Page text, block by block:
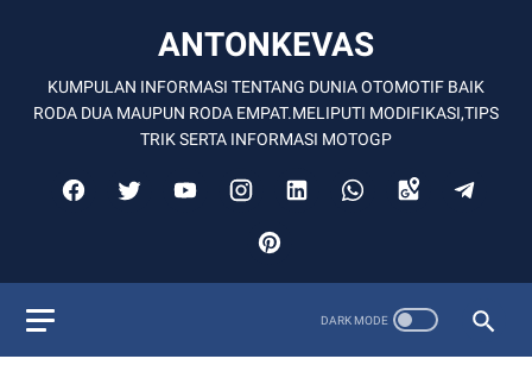
ANTONKEVAS
KUMPULAN INFORMASI TENTANG DUNIA OTOMOTIF BAIK
RODA DUA MAUPUN RODA EMPAT.MELIPUTI MODIFIKASI,TIPS
TRIK SERTA INFORMASI MOTOGP